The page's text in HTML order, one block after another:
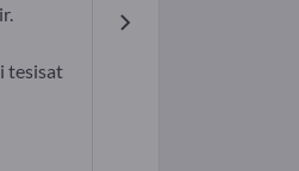
tesisat